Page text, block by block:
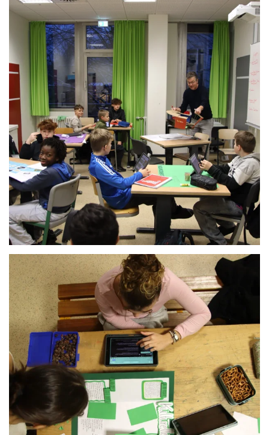
Anschauen....
Anschauen....